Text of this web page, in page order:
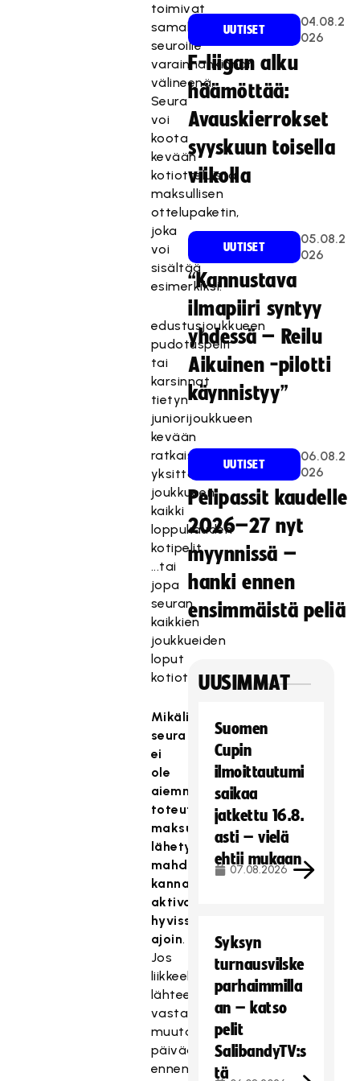
toimivat
samalla
seuroille
varainhankinnan
välineenä.
Seura
voi
koota
kevään
kotiotteluista
maksullisen
ottelupaketin,
joka
voi
sisältää
esimerkiksi:
edustusjoukkueen
pudotuspelit
tai
karsinnat
tietyn
juniorijoukkueen
kevään
ratkaisuottelut
yksittäisen
joukkueen
kaikki
loppukauden
kotipelit
...tai
jopa
seuran
kaikkien
joukkueiden
loput
kotiottelut.
Mikäli
seura
ei
ole
aiemmin
toteuttanut
maksullisia
lähetyksiä,
mahdollisuus
kannattaa
aktivoida
hyvissä
ajoin.
Jos
liikkeelle
lähtee
vasta
muutamaa
päivää
ennen
UUTISET
04.08.2
026
F-liigan alku
häämöttää:
Avauskierrokset
syyskuun toisella
viikolla
UUTISET
05.08.2
026
“Kannustava
ilmapiiri syntyy
yhdessä – Reilu
Aikuinen -pilotti
käynnistyy”
UUTISET
06.08.2
026
Pelipassit kaudelle
2026–27 nyt
myynnissä –
hanki ennen
ensimmäistä peliä
UUSIMMAT
Suomen
Cupin
ilmoittautumi
saikaa
jatkettu 16.8.
asti – vielä
ehtii mukaan
07.08.2026
Syksyn
turnausvilske
parhaimmilla
an – katso
pelit
SalibandyTV:s
tä